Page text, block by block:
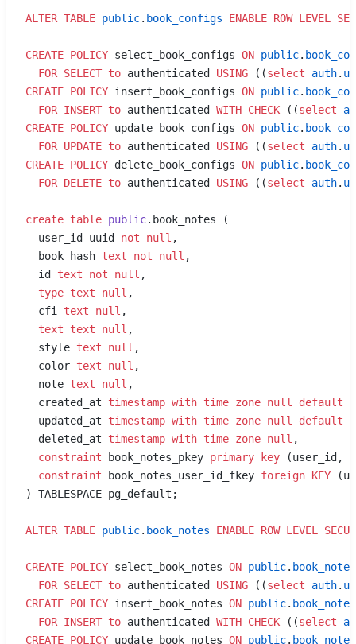
ALTER TABLE public. book_configs ENABLE ROW LEVEL
CREATE POLICY select_book_configs ON public.
  FOR
SELECT to authenticated USING ((select auth.
CREATE POLICY insert_book_configs ON public.
  FOR
INSERT to authenticated WITH CHECK ((select
CREATE POLICY update_book_configs ON public.
  FOR
UPDATE to authenticated USING ((select auth.
CREATE POLICY delete_book_configs ON public.
  FOR
DELETE to authenticated USING ((select auth.
create table public.book_notes (
  user_id uuid
not null ,
  book_hash
text not null ,
  id
text not null ,
  type
text null ,
  cfi
text null ,
  text
text null ,
  style
text null ,
  color
text null ,
  note
text null ,
  created_at
timestamp with time zone null default
  updated_at
timestamp with time zone null default
  deleted_at
timestamp with time zone null ,
  constraint
book_notes_pkey primary key (user_id,
  constraint
book_notes_user_id_fkey foreign KEY
) TABLESPACE pg_default;
ALTER TABLE public. book_notes ENABLE ROW LEVEL
CREATE POLICY select_book_notes ON public. book_notes
  FOR
SELECT to authenticated USING ((select auth.
CREATE POLICY insert_book_notes ON public. book_notes
  FOR
INSERT to authenticated WITH CHECK ((select
CREATE POLICY update_book_notes ON public. book_notes